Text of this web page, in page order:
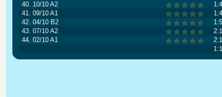
40. 10/10 A2
41. 09/10 A1
42. 04/10 B2
43. 07/10 A2
44. 02/10 A1